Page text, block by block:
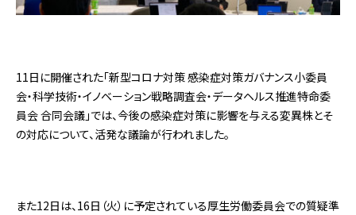
11日に開催された「新型コロナ対策 感染症対策ガバナンス小委員
会・科学技術・イノベーション戦略調査会・データヘルス推進特命委
員会 合同会議」では、今後の感染症対策に影響を与える変異株とそ
の対応について、活発な議論が行われました。
また12日は、16日（火）に予定されている厚生労働委員会での質疑準